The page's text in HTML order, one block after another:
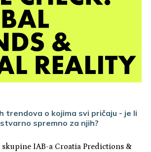
trendova o kojima svi pričaju - je li
spremno za njih?
IAB-a Croatia Predictions &